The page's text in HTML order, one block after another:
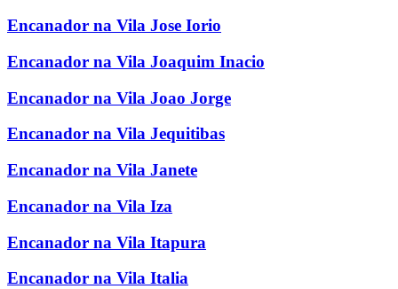
Encanador na Vila Jose Iorio
Encanador na Vila Joaquim Inacio
Encanador na Vila Joao Jorge
Encanador na Vila Jequitibas
Encanador na Vila Janete
Encanador na Vila Iza
Encanador na Vila Itapura
Encanador na Vila Italia